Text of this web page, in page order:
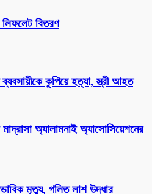
বিতরণ
কুপিয়ে হত্যা, স্ত্রী আহত
অ্যালামনাই অ্যাসোসিয়েশনের
মৃত্যু, গলিত লাশ উদ্ধার